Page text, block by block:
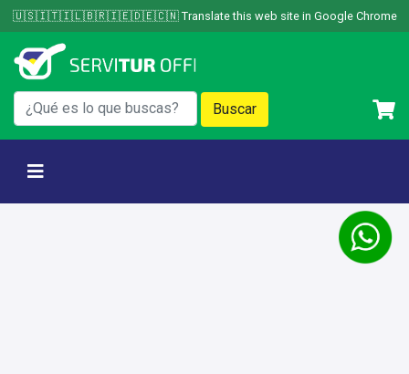
Skip
to
content
🇺🇸🇮🇹🇮🇱🇧🇷🇮🇪🇩🇪🇨🇳 Translate this web site in Google Chrome